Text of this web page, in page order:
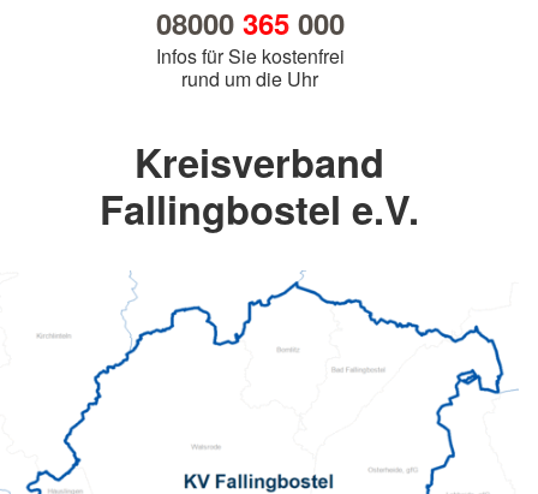
08000 365000
Infos für Sie kostenfrei
rund um die Uhr
Kreisverband
Fallingbostel e.V.